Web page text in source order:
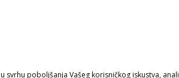
u svrhu poboljšanja Vašeg korisničkog iskustva,